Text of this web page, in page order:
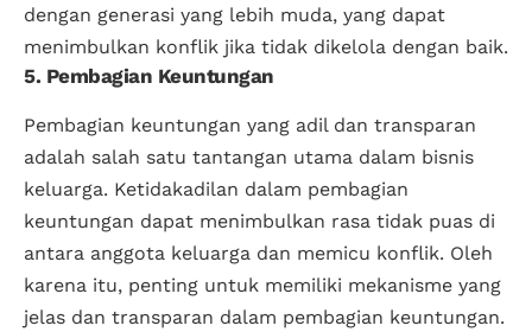
dengan generasi yang lebih muda, yang dapat
menimbulkan konflik jika tidak dikelola dengan baik.
5. Pembagian Keuntungan
Pembagian keuntungan yang adil dan transparan
adalah salah satu tantangan utama dalam bisnis
keluarga. Ketidakadilan dalam pembagian
keuntungan dapat menimbulkan rasa tidak puas di
antara anggota keluarga dan memicu konflik. Oleh
karena itu, penting untuk memiliki mekanisme yang
jelas dan transparan dalam pembagian keuntungan.